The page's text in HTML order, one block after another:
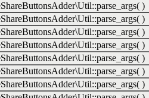
)
)
)
)
)
)
)